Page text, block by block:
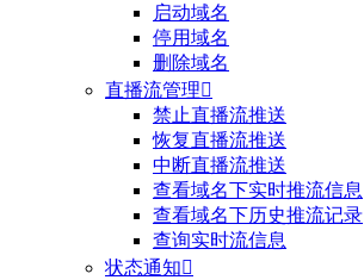
启动域名
停用域名
删除域名
直播流管理
禁止直播流推送
恢复直播流推送
中断直播流推送
查看域名下实时推流信息
查看域名下历史推流记录
查询实时流信息
状态通知